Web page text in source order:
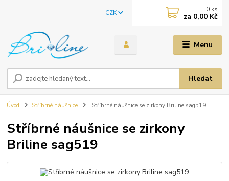
Menu
CZK
Hledat
0 ks
za 0,00 Kč
Úvod Stříbrné náušnice Stříbrné náušnice se zirkony Briline sag519
Stříbrné náušnice se zirkony
Briline sag519